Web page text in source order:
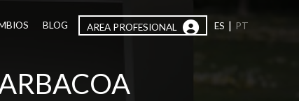
BLOG AREA PROFESIONAL ES | PT